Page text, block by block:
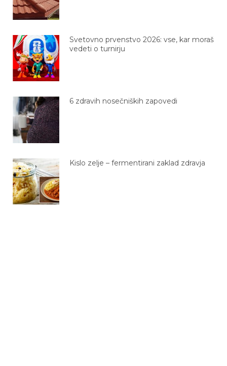
Svetovno prvenstvo 2026: vse, kar moraš
vedeti o turnirju
6 zdravih nosečniških zapovedi
Kislo zelje – fermentirani zaklad zdravja